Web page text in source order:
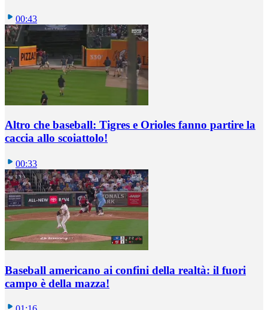
00:43
Altro che baseball: Tigres e Orioles fanno partire la
caccia allo scoiattolo!
00:33
Baseball americano ai confini della realtà: il fuori
campo è della mazza!